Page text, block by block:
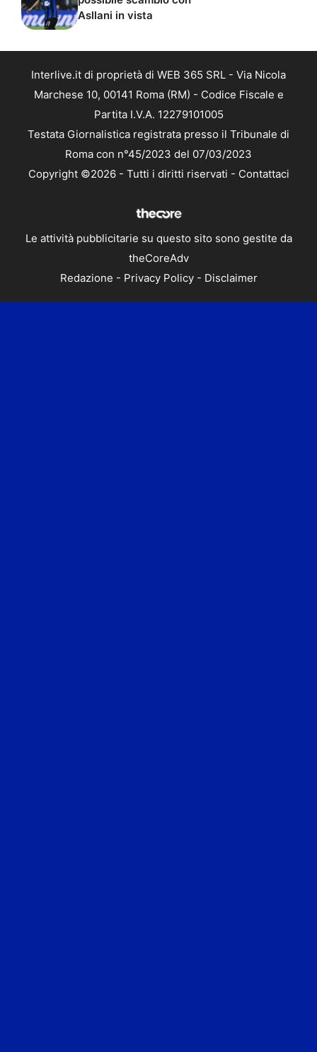
Asllani in vista
Interlive.it di proprietà di WEB 365 SRL - Via Nicola
Marchese 10, 00141 Roma (RM) - Codice Fiscale e
Partita I.V.A. 12279101005
Testata Giornalistica registrata presso il Tribunale di
Roma con n°45/2023 del 07/03/2023
Copyright ©2026 - Tutti i diritti riservati - Contattaci
Le attività pubblicitarie su questo sito sono gestite da
theCoreAdv
Redazione - Privacy Policy- Disclaimer